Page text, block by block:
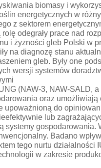
biomasy i
energetycznych w
z sektorem
odegrały prace nad
i żyzności gleb Polski w
na diagnozę stanu
gleb. Były one
wersji systemów
(NAW-3, NAW-SALD,
oraz
do
lub
systemy
Badano
tego nurtu
w zakresie